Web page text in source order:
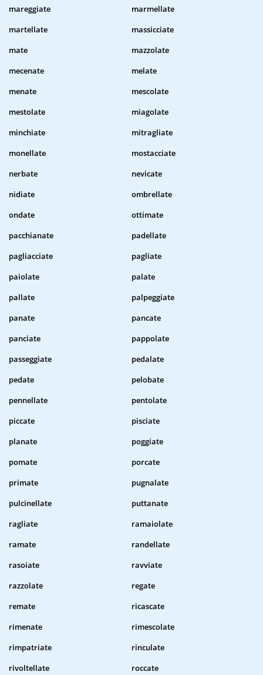
mareggiate
marmellate
martellate
massicciate
mate
mazzolate
mecenate
melate
menate
mescolate
mestolate
miagolate
minchiate
mitragliate
monellate
mostacciate
nerbate
nevicate
nidiate
ombrellate
ondate
ottimate
pacchianate
padellate
pagliacciate
pagliate
paiolate
palate
pallate
palpeggiate
panate
pancate
panciate
pappolate
passeggiate
pedalate
pedate
pelobate
pennellate
pentolate
piccate
pisciate
planate
poggiate
pomate
porcate
primate
pugnalate
pulcinellate
puttanate
ragliate
ramaiolate
ramate
randellate
rasoiate
ravviate
razzolate
regate
remate
ricascate
rimenate
rimescolate
rimpatriate
rinculate
rivoltellate
roccate